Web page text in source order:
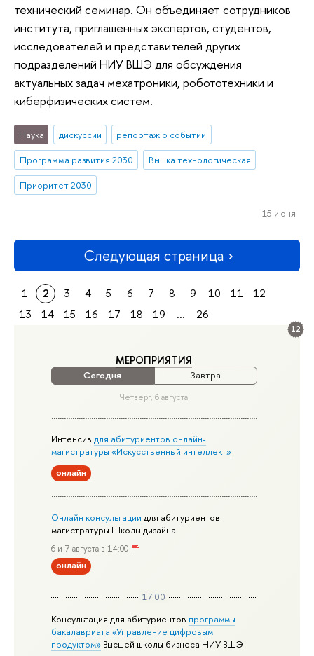
12
МЕРОПРИЯТИЯ
Сегодня Завтра
Четверг, 6 августа
Интенсивдля абитуриентов онлайн-
магистратуры «Искусственный интеллект»
онлайн
Онлайн консультации для абитуриентов
магистратуры Школы дизайна
6 и 7 августа в 14:00
онлайн
17:00
Консультация для абитуриентов программы
бакалавриата «Управление цифровым
продуктом» Высшей школы бизнеса НИУ ВШЭ
технический семинар. Он объединяет сотрудников
института, приглашенных экспертов, студентов,
исследователей и представителей других
подразделений НИУ ВШЭ для обсуждения
актуальных задач мехатроники, робототехники и
киберфизических систем.
Наука дискуссии
репортаж о событии
Программа развития 2030
Вышка технологическая
Приоритет 2030
15 июня
Следующая страница
1 2 3 4 5 6 7 8 9 10 11
12
13
14 15 16 17 18 19 ... 26